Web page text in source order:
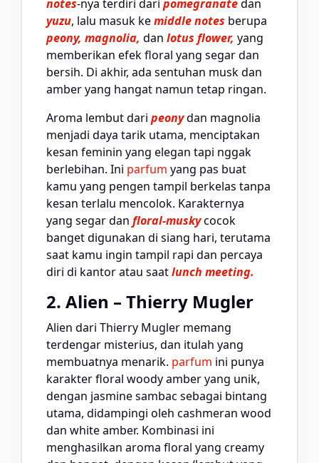
notes-nya terdiri dari pomegranatedan
yuzu, lalu masuk kemiddle notes berupa
peony, magnolia, dan lotus flower, yang
memberikan efek floral yang segar dan
bersih. Di akhir, ada sentuhan musk dan
amber yang hangat namun tetap ringan.
Aroma lembut dari peonydan magnolia
menjadi daya tarik utama, menciptakan
kesan feminin yang elegan tapi nggak
berlebihan. Ini parfum yang pas buat
kamu yang pengen tampil berkelas tanpa
kesan terlalu mencolok. Karakternya
yang segar dan floral-muskycocok
banget digunakan di siang hari, terutama
saat kamu ingin tampil rapi dan percaya
diri di kantor atau saatlunch meeting.
2. Alien – Thierry Mugler
Alien dari Thierry Mugler memang
terdengar misterius, dan itulah yang
membuatnya menarik. parfum ini punya
karakter floral woody amber yang unik,
dengan jasmine sambac sebagai bintang
utama, didampingi oleh cashmeran wood
dan white amber. Kombinasi ini
menghasilkan aroma floral yang creamy